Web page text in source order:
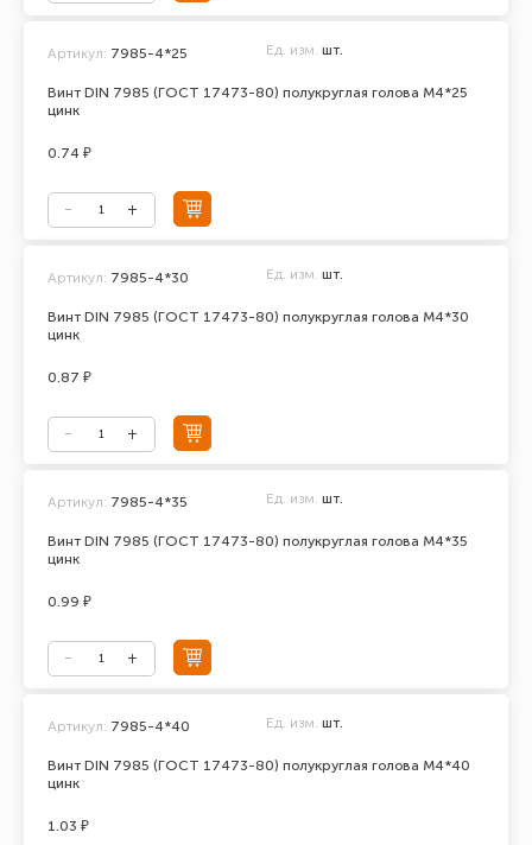
Винт DIN 7985 (ГОСТ 17473-80) полукруглая голова М4*25
цинк
Артикул: 7985-4*25 Ед. изм. шт.
0.74 ₽
Винт DIN 7985 (ГОСТ 17473-80) полукруглая голова М4*30
цинк
Артикул: 7985-4*30 Ед. изм. шт.
0.87 ₽
Винт DIN 7985 (ГОСТ 17473-80) полукруглая голова М4*35
цинк
Артикул: 7985-4*35 Ед. изм. шт.
0.99 ₽
Винт DIN 7985 (ГОСТ 17473-80) полукруглая голова М4*40
цинк
Артикул: 7985-4*40 Ед. изм. шт.
1.03 ₽